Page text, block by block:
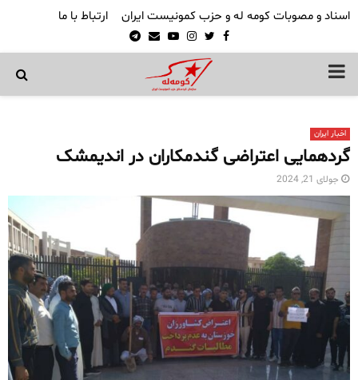
اسناد و مصوبات کومه له و حزب کمونیست ایران ارتباط با ما
Facebook
Twitter
Instagram
Youtube
Email
Telegram
PRIMARY
اخبار ایران
گردهمایی اعتراضی گندمکاران در اندیمشک
جولای 21, 2024